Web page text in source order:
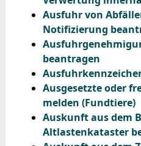
Ausfuhr von
Notifizierung
beantragen
Ausgesetzte oder
melden (Fundtiere)
Auskunft aus dem
Altlastenkataster